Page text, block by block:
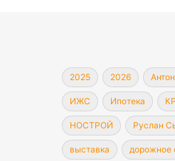
2025 2026
ИЖС Ипотека
НОСТРОЙ Руслан
выставка дорожное